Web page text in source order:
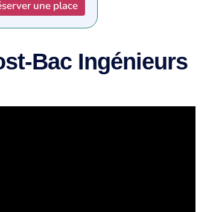
une place
Bac Ingénieurs